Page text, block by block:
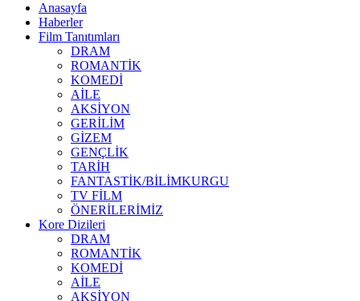
Anasayfa
Haberler
Film Tanıtımları
DRAM
ROMANTİK
KOMEDİ
AİLE
AKSİYON
GERİLİM
GİZEM
GENÇLİK
TARİH
FANTASTİK/BİLİMKURGU
TV FİLM
ÖNERİLERİMİZ
Kore Dizileri
DRAM
ROMANTİK
KOMEDİ
AİLE
AKSİYON